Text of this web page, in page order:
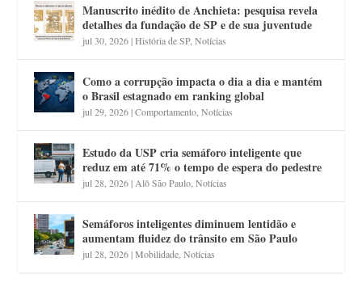
Manuscrito inédito de Anchieta: pesquisa revela
detalhes da fundação de SP e de sua juventude
jul 30, 2026|História de SP,Notícias
Como a corrupção impacta o dia a dia e mantém
o Brasil estagnado em ranking global
jul 29, 2026|Comportamento ,Notícias
Estudo da USP cria semáforo inteligente que
reduz em até 71% o tempo de espera do pedestre
jul 28, 2026| Alô São Paulo ,Notícias
Semáforos inteligentes diminuem lentidão e
aumentam fluidez do trânsito em São Paulo
jul 28, 2026|Mobilidade ,Notícias